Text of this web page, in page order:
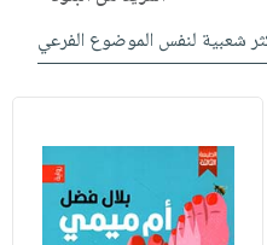
شعبية لنفس الموضوع الفرعي